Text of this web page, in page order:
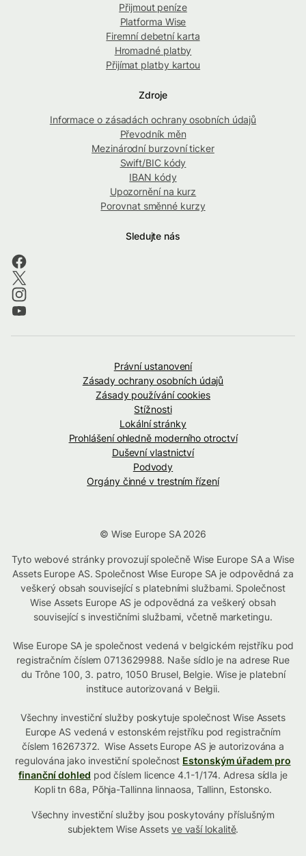
Přijmout peníze
Platforma Wise
Firemní debetní karta
Hromadné platby
Přijímat platby kartou
Zdroje
Informace o zásadách ochrany osobních údajů
Převodník měn
Mezinárodní burzovní ticker
Swift/BIC kódy
IBAN kódy
Upozornění na kurz
Porovnat směnné kurzy
Sledujte nás
Právní ustanovení
Zásady ochrany osobních údajů
Zásady používání cookies
Stížnosti
Lokální stránky
Prohlášení ohledně moderního otroctví
Duševní vlastnictví
Podvody
Orgány činné v trestním řízení
© Wise Europe SA 2026
Tyto webové stránky provozují společně Wise Europe SA a Wise
Assets Europe AS. Společnost Wise Europe SA je odpovědná za
veškerý obsah související s platebními službami. Společnost
Wise Assets Europe AS je odpovědná za veškerý obsah
související s investičními službami, včetně marketingu.
Wise Europe SA je společnost vedená v belgickém rejstříku pod
registračním číslem 0713629988. Naše sídlo je na adrese Rue
du Trône 100, 3. patro, 1050 Brusel, Belgie. Wise je platební
instituce autorizovaná v Belgii.
Všechny investiční služby poskytuje společnost Wise Assets
Europe AS vedená v estonském rejstříku pod registračním
číslem 16267372. Wise Assets Europe AS je autorizována a
regulována jako investiční společnost Estonským úřadem pro
finanční dohled pod číslem licence 4.1-1/174. Adresa sídla je
Kopli tn 68a, Põhja-Tallinna linnaosa, Tallinn, Estonsko.
Všechny investiční služby jsou poskytovány příslušným
subjektem Wise Assets ve vaší lokalitě.